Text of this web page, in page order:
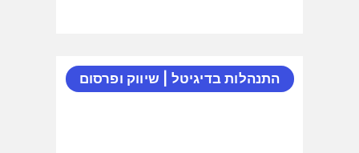
התנהלות בדיגיטל שיווק ופרסום